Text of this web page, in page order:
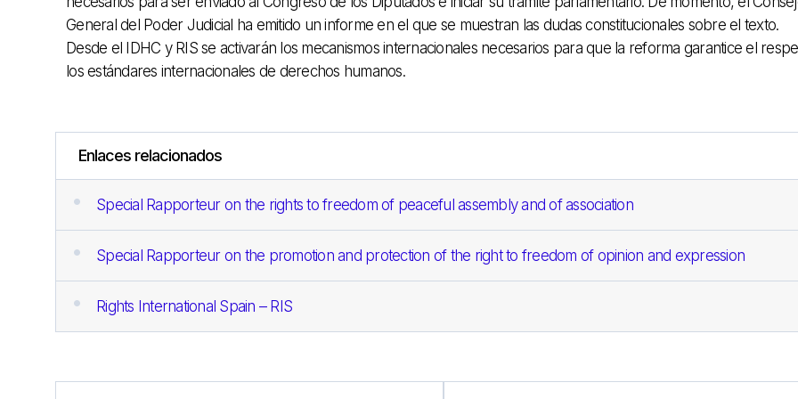
General del Poder Judicial ha emitido un informe en el que se muestran las dudas constitucionales sobre el texto.
Desde el IDHC y RIS se activarán los mecanismos internacionales necesarios para que la reforma garantice el
los estándares internacionales de derechos humanos.
Enlaces relacionados
Special Rapporteur on the rights to freedom of peaceful assembly and of association
Special Rapporteur on the promotion and protection of the right to freedom of opinion and expression
Rights International Spain – RIS